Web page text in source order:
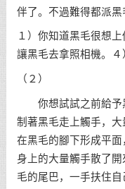
伴了。不過難得都派黑
１）你知道黑毛很想
讓黑毛去拿照相機。４
（２）
你想試試之前給予
制著黑毛走上觸手，大
在黑毛的腳下形成平
身上的大量觸手散了
毛的尾巴，一手扶住